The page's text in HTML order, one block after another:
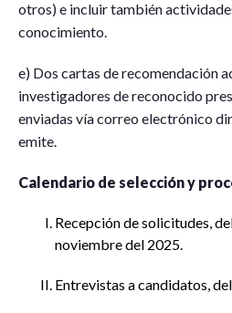
otros) e incluir también
conocimiento.
e) Dos cartas de recomendación
investigadores de reconocido
enviadas vía correo electrónico
emite.
Calendario de selección y
Recepción de solicitudes,
noviembre del 2025.
Entrevistas a candidatos,